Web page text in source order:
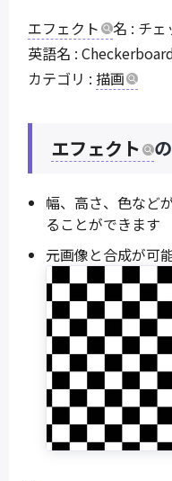
エフェクト
名 : チェ
英語名 :
カテゴリ :描画
エフェクト
幅、高さ、色など
ることができます
元画像と合成が可